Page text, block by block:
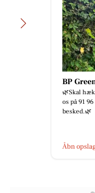
BP
🌿Skal
os på 91
besked.🌿
Åbn